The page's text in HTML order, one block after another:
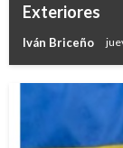
Exteriores
Iván Briceño